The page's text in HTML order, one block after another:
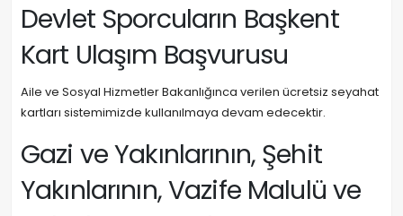
Devlet Sporcuların Başkent
Kart Ulaşım Başvurusu
Aile ve Sosyal Hizmetler Bakanlığınca verilen ücretsiz seyahat
kartları sistemimizde kullanılmaya devam edecektir.
Gazi ve Yakınlarının, Şehit
Yakınlarının, Vazife Malulü ve